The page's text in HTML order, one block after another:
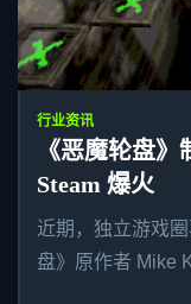
行业资讯
《恶魔轮盘》
Steam 爆火
近期，独立游戏
盘》原作者 Mike